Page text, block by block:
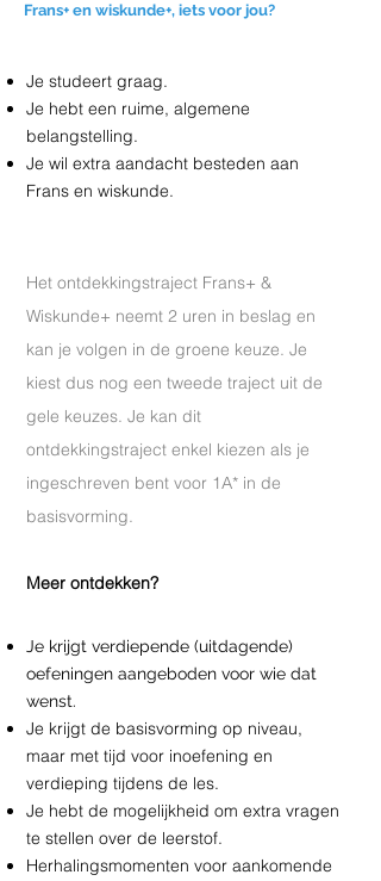
Frans+ en wiskunde+, iets voor jou?
Je studeert graag.
Je hebt een ruime, algemene
belangstelling.
Je wil extra aandacht besteden aan
Frans en wiskunde.
Het ontdekkingstraject Frans+ &
Wiskunde+ neemt 2 uren in beslag en
kan je volgen in de groene keuze. Je
kiest dus nog een tweede traject uit de
gele keuzes. Je kan dit
ontdekkingstraject enkel kiezen als je
ingeschreven bent voor 1A* in de
basisvorming.
Meer ontdekken?
Je krijgt verdiepende (uitdagende)
oefeningen aangeboden voor wie dat
wenst.
Je krijgt de basisvorming op niveau,
maar met tijd voor inoefening en
verdieping tijdens de les.
Je hebt de mogelijkheid om extra vragen
te stellen over de leerstof.
Herhalingsmomenten voor aankomende